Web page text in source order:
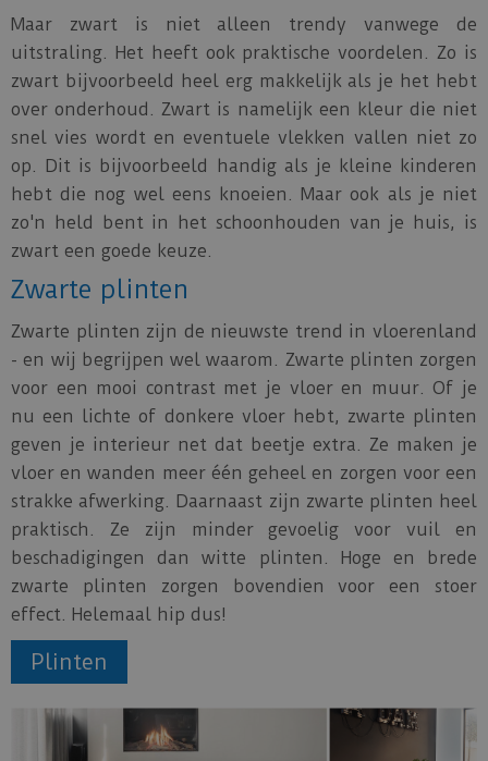
Maar zwart is niet alleen trendy vanwege de
uitstraling. Het heeft ook praktische voordelen. Zo is
zwart bijvoorbeeld heel erg makkelijk als je het hebt
over onderhoud. Zwart is namelijk een kleur die niet
snel vies wordt en eventuele vlekken vallen niet zo
op. Dit is bijvoorbeeld handig als je kleine kinderen
hebt die nog wel eens knoeien. Maar ook als je niet
zo'n held bent in het schoonhouden van je huis, is
zwart een goede keuze.
Zwarte plinten
Zwarte plinten zijn de nieuwste trend in vloerenland
- en wij begrijpen wel waarom. Zwarte plinten zorgen
voor een mooi contrast met je vloer en muur. Of je
nu een lichte of donkere vloer hebt, zwarte plinten
geven je interieur net dat beetje extra. Ze maken je
vloer en wanden meer één geheel en zorgen voor een
strakke afwerking. Daarnaast zijn zwarte plinten heel
praktisch. Ze zijn minder gevoelig voor vuil en
beschadigingen dan witte plinten. Hoge en brede
zwarte plinten zorgen bovendien voor een stoer
effect. Helemaal hip dus!
Plinten